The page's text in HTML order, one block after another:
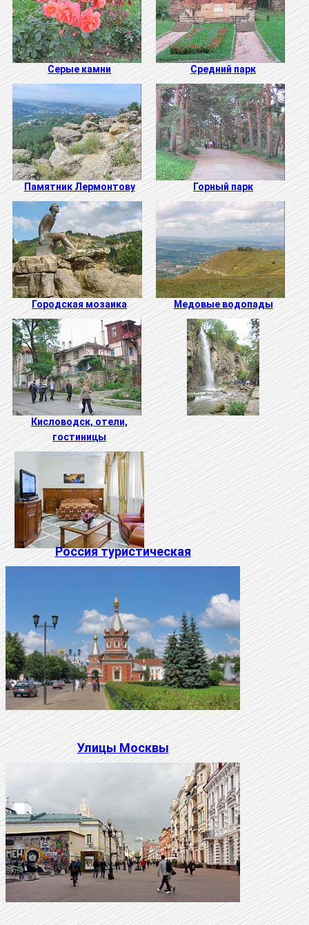
Серые камни Средний парк
Памятник Лермонтову Горный парк
Городская мозаика Медовые водопады
Кисловодск, отели,
гостиницы
Россия туристическая
Улицы Москвы